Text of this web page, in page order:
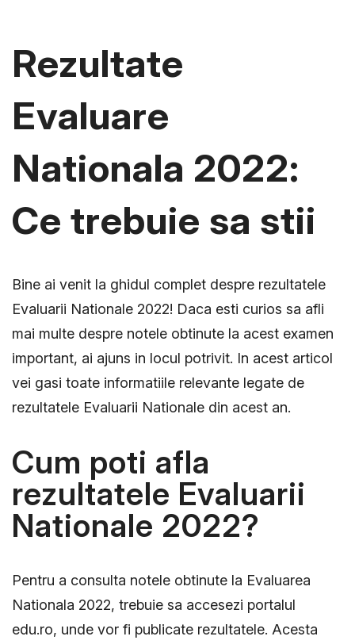
Rezultate
Evaluare
Nationala 2022:
Ce trebuie sa stii
Bine ai venit la ghidul complet despre rezultatele
Evaluarii Nationale 2022! Daca esti curios sa afli
mai multe despre notele obtinute la acest examen
important, ai ajuns in locul potrivit. In acest articol
vei gasi toate informatiile relevante legate de
rezultatele Evaluarii Nationale din acest an.
Cum poti afla
rezultatele Evaluarii
Nationale 2022?
Pentru a consulta notele obtinute la Evaluarea
Nationala 2022, trebuie sa accesezi portalul
edu.ro, unde vor fi publicate rezultatele. Acesta